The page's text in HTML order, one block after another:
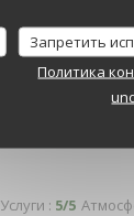
Запретить
Политика
Услуги: 5/5
Услуги : 5/5